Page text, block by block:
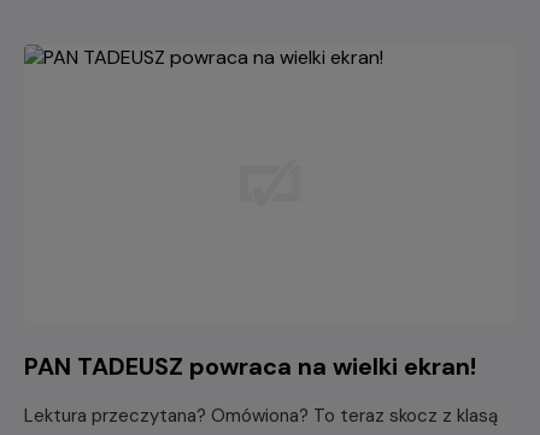
PAN TADEUSZ powraca na wielki ekran!
Lektura przeczytana? Omówiona? To teraz skocz z klasą